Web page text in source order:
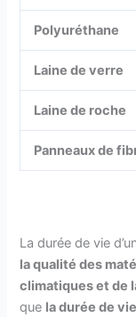
Polyuréthane
Laine de verre
Laine de roche
Panneaux de
La durée de vie
la qualité des
climatiques et de
que la durée de